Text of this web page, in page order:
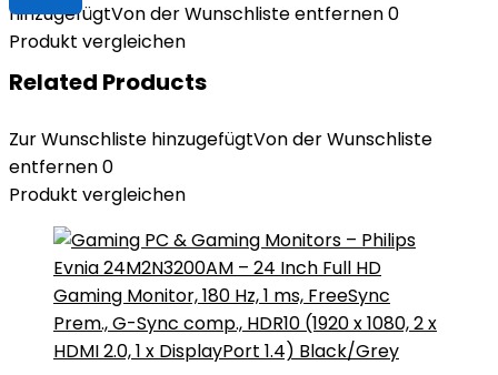
hinzugefügtVon der Wunschliste entfernen0
Produkt vergleichen
Related Products
Zur Wunschliste hinzugefügtVon der Wunschliste
entfernen0
Produkt vergleichen